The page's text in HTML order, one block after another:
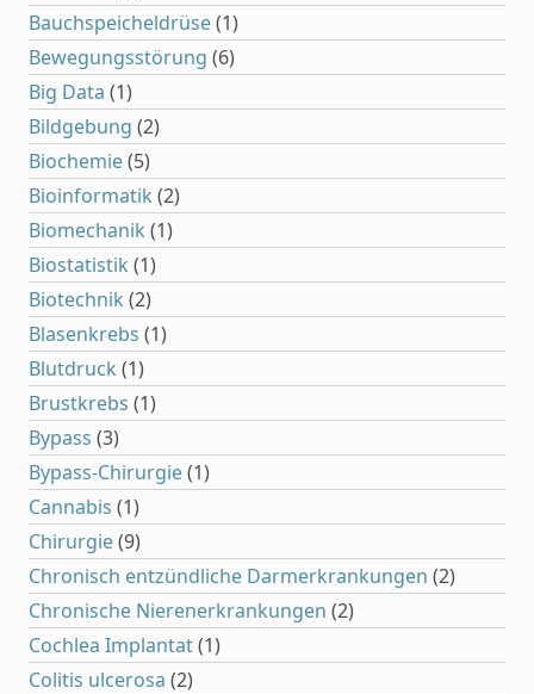
Bauchspeicheldrüse(1)
Bewegungsstörung (6)
Big Data (1)
Bildgebung (2)
Biochemie(5)
Bioinformatik (2)
Biomechanik (1)
Biostatistik (1)
Biotechnik (2)
Blasenkrebs (1)
Blutdruck (1)
Brustkrebs (1)
Bypass (3)
Bypass-Chirurgie(1)
Cannabis (1)
Chirurgie(9)
Chronisch entzündliche Darmerkrankungen (2)
Chronische Nierenerkrankungen (2)
Cochlea Implantat(1)
Colitis ulcerosa (2)